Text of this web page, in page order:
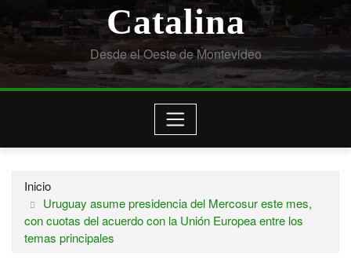
Catalina
Desde el Oeste de Montevideo
Inicio
Uruguay asume presidencia del Mercosur este mes,
con cuotas del acuerdo con la Unión Europea entre los
temas principales